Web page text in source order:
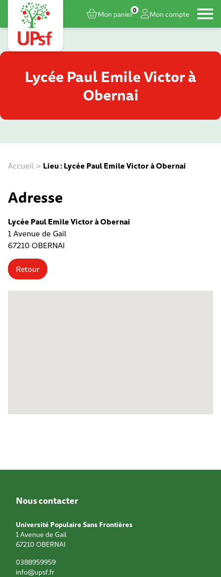
Mon panier0 Mon compte
Lycée Paul Emile Victor à
Obernai
Accueil > Lieu : Lycée Paul Emile Victor à Obernai
Adresse
Lycée Paul Emile Victor à Obernai
1 Avenue de Gail
67210 OBERNAI
Retour
Nous contacter
Université Populaire Sans Frontières
1 Avenue de Gail
67210 OBERNAI
0388959959
info@upsf.fr